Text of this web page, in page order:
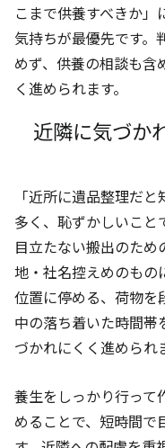
こまで供養すべきか
気持ちが最優先です。
めず、供養の相談も含
く進められます。
近隣に気づか
「近所に遺品整理だ
多く、恥ずかしいこと
目立たない搬出のた
地・社名控えめのもの
位置に停める、荷物を
中の落ち着いた時間
づかれにくく進められ
養生をしっかり行って
めることで、短時間で